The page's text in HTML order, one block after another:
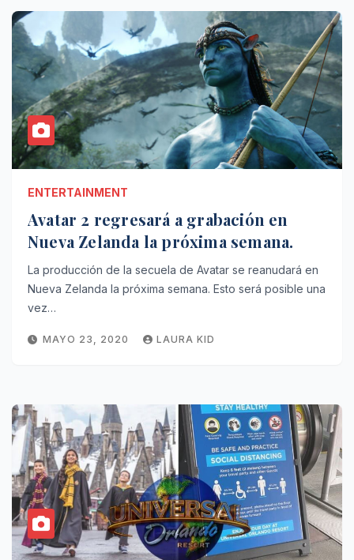
ENTERTAINMENT
Avatar 2 regresará a grabación en
Nueva Zelanda la próxima semana.
La producción de la secuela de Avatar se reanudará en
Nueva Zelanda la próxima semana. Esto será posible una
vez…
MAYO 23, 2020 LAURA KID